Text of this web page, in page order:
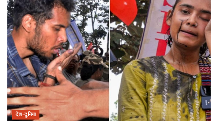
देश-दुनिया